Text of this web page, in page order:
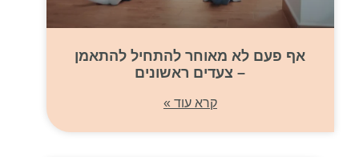
אף פעם לא מאוחר להתחיל להתאמן
– צעדים ראשונים
קרא עוד »